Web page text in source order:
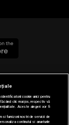
SA, Toate
cookie unici pentru
clic mai jos, respectiv vă
Aceste alegeri vor fi
si furnizorii nostri de servicii de
continutul si anunturile